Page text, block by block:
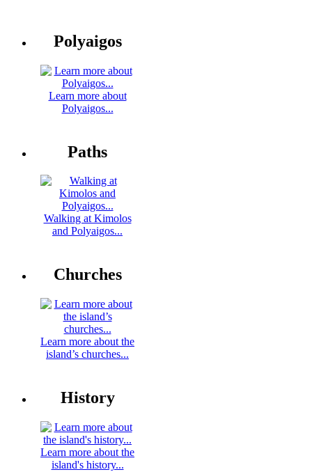
Polyaigos
Learn more about
Polyaigos...
Paths
Walking at Kimolos
and Polyaigos...
Churches
Learn more about the
island’s churches...
History
Learn more about the
island's history...